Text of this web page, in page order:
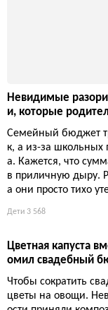
Невидимые
и, которые
Семейный бюджет
к, а из-за школьных
а. Кажется, что
в приличную дыру.
а они просто тихо
Дети 3 568